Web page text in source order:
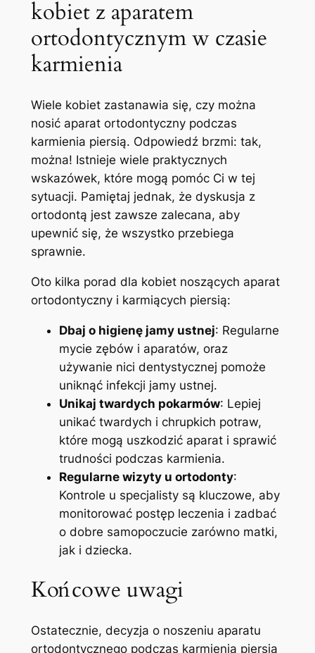
kobiet z aparatem
ortodontycznym w czasie
karmienia
Wiele kobiet zastanawia się, czy ⁣można
nosić aparat ortodontyczny podczas
karmienia piersią. Odpowiedź brzmi: tak,
można! Istnieje wiele praktycznych
wskazówek, które mogą pomóc Ci w tej
sytuacji. Pamiętaj jednak, że dyskusja z
ortodontą jest zawsze zalecana,‍ aby
upewnić się, że wszystko⁣ przebiega
sprawnie.
Oto kilka porad dla kobiet noszących aparat
ortodontyczny i karmiących piersią:
Dbaj o higienę jamy ustnej: Regularne
mycie zębów i aparatów, oraz
używanie nici dentystycznej pomoże
⁤uniknąć infekcji ‌jamy ustnej.
Unikaj twardych pokarmów: Lepiej
unikać twardych i chrupkich potraw,
które mogą uszkodzić aparat i sprawić
trudności podczas karmienia.
Regularne wizyty u ortodonty:
Kontrole u specjalisty są ⁣kluczowe, aby⁤
monitorować postęp leczenia ⁢i zadbać
o⁤ dobre samopoczucie ‌zarówno matki,
jak i dziecka.
Końcowe uwagi
Ostatecznie, decyzja o ‌noszeniu aparatu
ortodontycznego podczas karmienia piersią